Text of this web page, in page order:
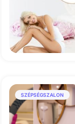
SZÉPSÉGSZALON